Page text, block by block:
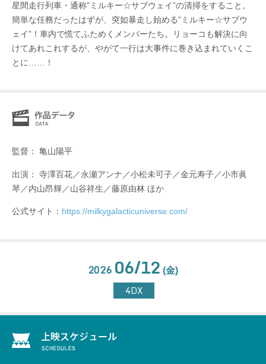
星間走行列車・通称”ミルキー☆サブウェイ”の清掃をすること。
簡単な任務だったはずが、突如暴走し始める”ミルキー☆サブウ
ェイ”！車内で慌てふためくメンバーたち。リョーコも解決に向
けてあれこれするが、やがて一行は大事件に巻き込まれていくこ
とに……！
監督： 亀山陽平
出演： 寺澤百花／永瀬アンナ／小松未可子／金元寿子／小市眞
琴／内山昂輝／山谷祥生／藤原由林 ほか
公式サイト： https://milkygalacticuniverse.com/
2026 06/12 (金)
4DX